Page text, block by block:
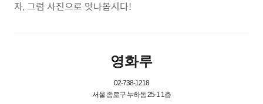
자, 그럼 사진으로 맛나봅시다!